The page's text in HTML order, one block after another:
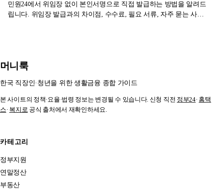
민원24에서 위임장 없이 본인서명으로 직접 발급하는 방법을 알려드
립니다. 위임장 발급과의 차이점, 수수료, 필요 서류, 자주 묻는 사례
머니룩
한국 직장인·청년을 위한 생활금융 종합 가이드
본 사이트의 정책·요율·법령 정보는 변경될 수 있습니다. 신청 직전 정부24· 홈택
스· 복지로 공식 출처에서 재확인하세요.
카테고리
정부지원
연말정산
부동산